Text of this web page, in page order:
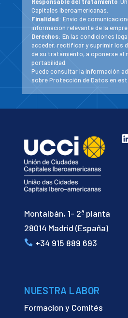
Capitales Iberoamericanas.
Finalidad: Envío de
información relevante de la
Derechos: En las condiciones
acceder, rectificar y suprimir los
de su tratamiento, a oponerse al
portabilidad.
Puede consultar la información
sobre Protección de Datos en
Montalbán, 1- 2ª planta
28014 Madrid (España)
+34 915 889 693
NUESTRA LABOR
Formacion y Comités